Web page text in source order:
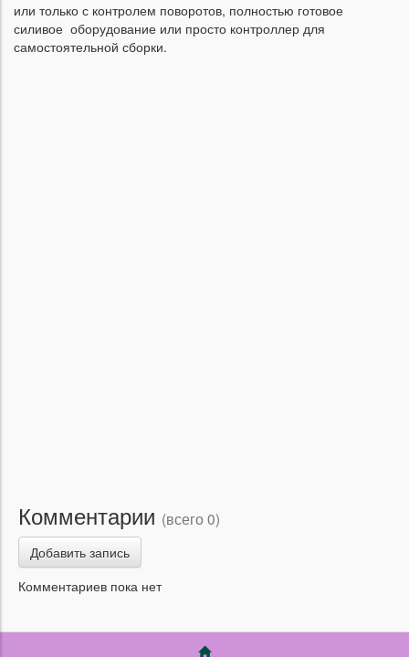
или только с контролем поворотов, полностью готовое
силивое оборудование или просто контроллер для
самостоятельной сборки.
Комментарии (всего 0)
Добавить запись
Комментариев пока нет